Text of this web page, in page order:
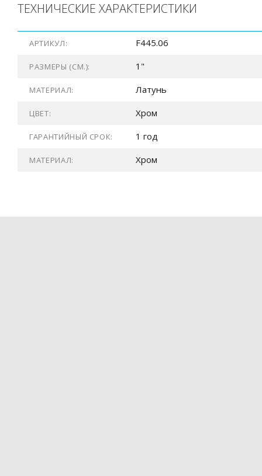
ТЕХНИЧЕСКИЕ ХАРАКТЕРИСТИКИ
АРТИКУЛ: F445.06
РАЗМЕРЫ (СМ.): 1"
МАТЕРИАЛ: Латунь
ЦВЕТ: Хром
ГАРАНТИЙНЫЙ СРОК: 1 год
МАТЕРИАЛ: Хром